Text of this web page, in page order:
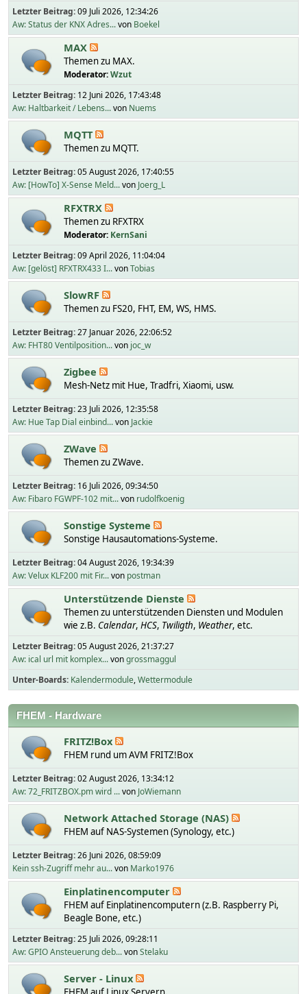
Letzter Beitrag:09 Juli 2026, 12:34:26
Aw: Status der KNX Adres...von Boekel
MAX
Themen zu MAX.
Moderator:Wzut
Letzter Beitrag: 12 Juni 2026, 17:43:48
Aw: Haltbarkeit / Lebens...von Nuems
MQTT
Themen zu MQTT.
Letzter Beitrag:05 August 2026, 17:40:55
Aw: [HowTo] X-Sense Meld...von Joerg_L
RFXTRX
Themen zu RFXTRX
Moderator: KernSani
Letzter Beitrag:09 April 2026, 11:04:04
Aw: [gelöst] RFXTRX433 I...vonTobias
SlowRF
Themen zu FS20, FHT, EM, WS, HMS.
Letzter Beitrag:27 Januar 2026, 22:06:52
Aw: FHT80 Ventilposition...von joc_w
Zigbee
Mesh-Netz mit Hue, Tradfri, Xiaomi, usw.
Letzter Beitrag:23 Juli 2026, 12:35:58
Aw: Hue Tap Dial einbind...von Jackie
ZWave
Themen zu ZWave.
Letzter Beitrag: 16 Juli 2026, 09:34:50
Aw: Fibaro FGWPF-102 mit...von rudolfkoenig
Sonstige Systeme
Sonstige Hausautomations-Systeme.
Letzter Beitrag:04 August 2026, 19:34:39
Aw: Velux KLF200 mit Fir...von postman
Unterstützende Dienste
Themen zu unterstützenden Diensten und Modulen
wie z.B. Calendar, HCS, Twiligth, Weather, etc.
Letzter Beitrag:05 August 2026, 21:37:27
Aw: ical url mit komplex...vongrossmaggul
Unter-Boards Kalendermodule Wettermodule
FHEM - Hardware
FRITZ!Box
FHEM rund um AVM FRITZ!Box
Letzter Beitrag:02 August 2026, 13:34:12
Aw: 72_FRITZBOX.pm wird ...von JoWiemann
Network Attached Storage (NAS)
FHEM auf NAS-Systemen (Synology, etc.)
Letzter Beitrag:26 Juni 2026, 08:59:09
Kein ssh-Zugriff mehr au...von Marko1976
Einplatinencomputer
FHEM auf Einplatinencomputern (z.B. Raspberry Pi,
Beagle Bone, etc.)
Letzter Beitrag:25 Juli 2026, 09:28:11
Aw: GPIO Ansteuerung deb...vonStelaku
Server - Linux